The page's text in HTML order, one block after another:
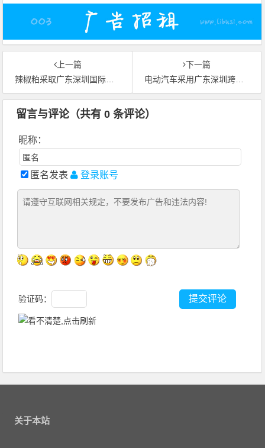
上一篇
辣椒粕采取广东深圳国际物流准时送达美国纽约
下一篇
电动汽车采用广东深圳跨境物流完整送达摩洛哥卡萨布兰卡
留言与评论（共有0 条评论）
昵称：
匿名发表 登录账号
验证码：
关于本站